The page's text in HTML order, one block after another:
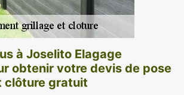
à Joselito Elagage
obtenir votre devis de pose
clôture gratuit